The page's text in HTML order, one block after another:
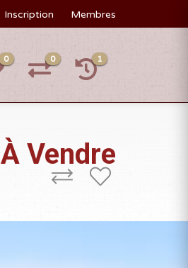
Inscription Membres
0 0 1
À Vendre